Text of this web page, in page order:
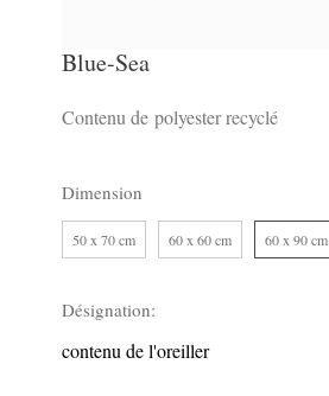
Blue-Sea
Contenu de polyester recyclé
Dimension
50 x 70 cm
10
60 x 60 cm
17
60 x 90 cm
Désignation:
contenu de l'oreiller